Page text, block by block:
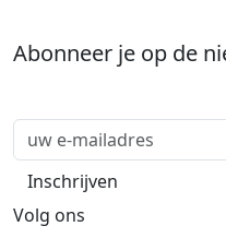
Abonneer je op de
Volg ons